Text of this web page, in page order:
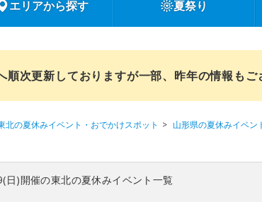
エリアから探す 夏祭り
順次更新しておりますが一部、昨年の情報もご
北の夏休みイベント・おでかけスポット 山形県の夏休みイベン
日)開催の東北の夏休みイベント一覧